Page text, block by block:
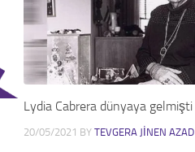
Lydia Cabrera dünyaya gelmişti
20/05/2021 BYTEVGERA JINEN AZAD